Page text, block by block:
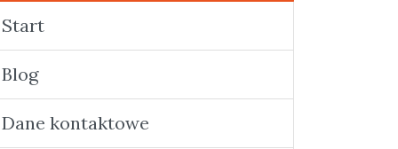
Start
Blog
Dane kontaktowe